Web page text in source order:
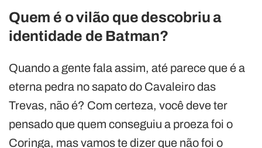
Quem é o vilão que descobriu a
identidade de Batman?
Quando a gente fala assim, até parece que é a
eterna pedra no sapato do Cavaleiro das
Trevas, não é? Com certeza, você deve ter
pensado que quem conseguiu a proeza foi o
Coringa, mas vamos te dizer que não foi o